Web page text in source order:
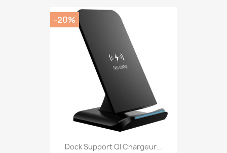
Dock Support QI Chargeur...
-20%